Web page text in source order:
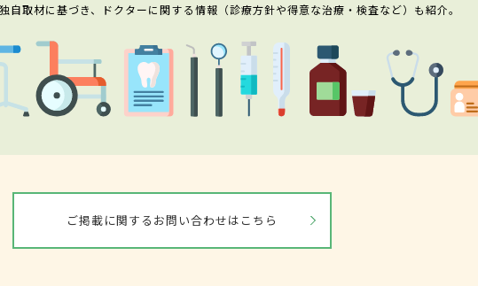
自取材に基づき、ドクターに関する情報（診療方針や得意な治療・検査など）も紹介。
ご掲載に関するお問い合わせはこちら